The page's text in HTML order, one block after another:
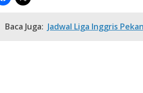
Baca Juga: Jadwal Liga Inggris